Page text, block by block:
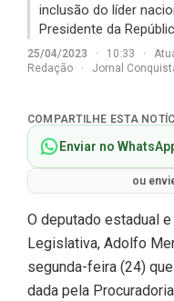
inclusão do líder
Presidente da
25/04/2023 · 10:33 ·
Redação
· Jornal
COMPARTILHE ESTA
Enviar no
ou
O deputado estadual
Legislativa, Adolfo
segunda-feira (24)
dada pela